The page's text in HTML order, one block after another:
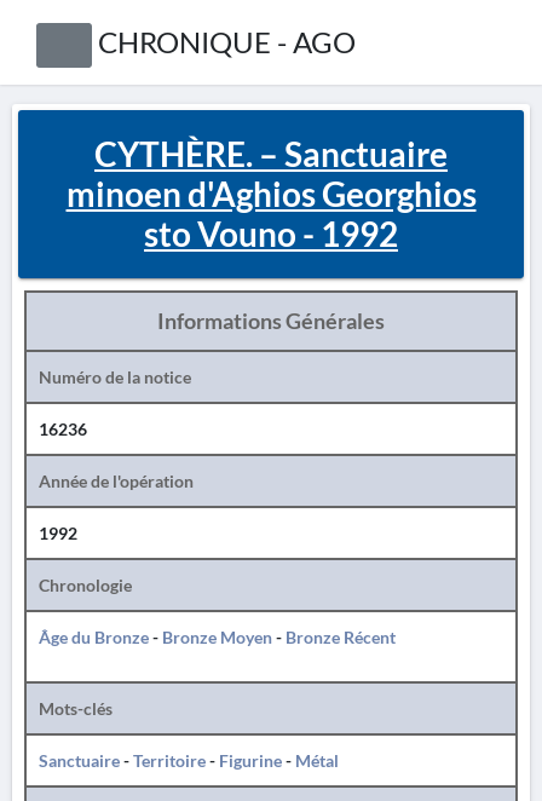
CHRONIQUE - AGO
CYTHÈRE. – Sanctuaire
minoen d'Aghios Georghios
sto Vouno - 1992
Informations Générales
Numéro de la notice
16236
Année de l'opération
1992
Chronologie
Âge du Bronze- Bronze Moyen- Bronze Récent
Mots-clés
Sanctuaire-Territoire- Figurine- Métal